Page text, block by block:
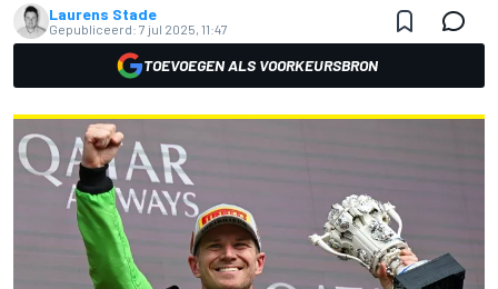
Laurens Stade
Gepubliceerd: 7 jul 2025, 11:47
TOEVOEGEN ALS VOORKEURSBRON